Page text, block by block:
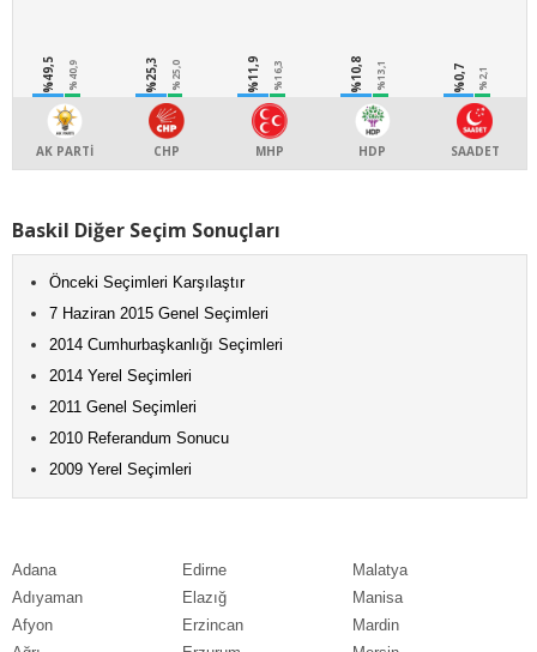
Adana
Adıyaman
Afyon
Edirne
Elazığ
Erzincan
Malatya
Manisa
Mardin
%49,5 %40,9
AK PARTİ
%25,3 %25,0
CHP
%11,9 %16,3
MHP
%10,8 %13,1
HDP
%0,7 %2,1
SAADET
Baskil Diğer Seçim Sonuçları
Önceki Seçimleri Karşılaştır
7 Haziran 2015 Genel Seçimleri
2014 Cumhurbaşkanlığı Seçimleri
2014 Yerel Seçimleri
2011 Genel Seçimleri
2010 Referandum Sonucu
2009 Yerel Seçimleri